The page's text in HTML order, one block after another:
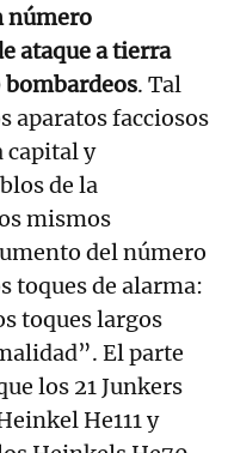
número
ataque a tierra
bombardeos. Tal
aparatos facciosos
capital y
de la
mismos
del número
toques de alarma:
toques largos
El parte
los 21 Junkers
He111 y